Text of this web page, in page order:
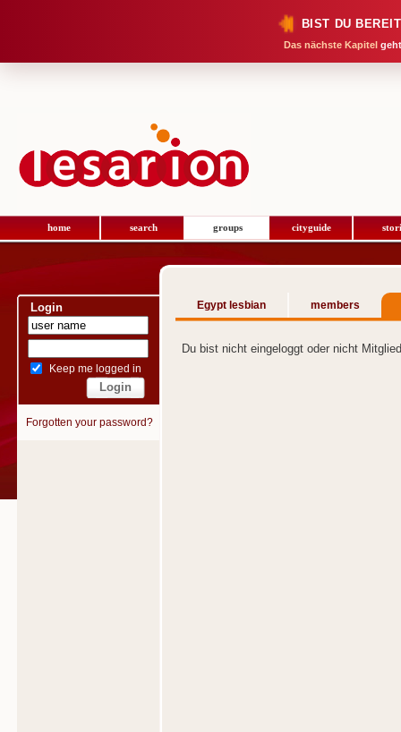
BIST DU
Das nächste Kapitel
home search groups cityguide
Login
Keep me logged in
Forgotten your password?
Egypt lesbian members
Du bist nicht eingeloggt oder nicht